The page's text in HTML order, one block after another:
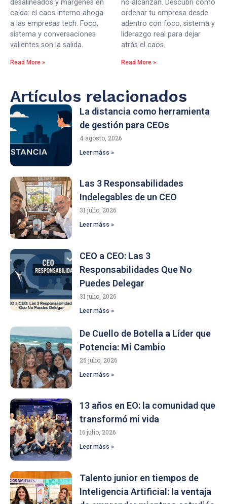
desalineados y márgenes en
caída: el caos interno ahoga
a las empresas tech. Foco,
sistema y conversaciones
valientes son la salida.
Read More »
no alcanzan. Descubrí cómo
ordenar tu empresa desde
adentro con foco, sistema y
liderazgo real para dejar
atrás el caos.
Read More »
Artículos relacionados
La distancia como herramienta
de gestión para CEOs
4 agosto, 2026
Leer máss »
Las 3 Responsabilidades
Indelegables de un CEO
31 julio, 2026
Leer máss »
CEO a CEO: Las 3
Responsabilidades Que No
Puedes Delegar
31 julio, 2026
Leer máss »
De Cuello de Botella a Líder que
Potencia: Mi Cambio
25 julio, 2026
Leer máss »
13 años en EO: la comunidad que
transformó mi vida
16 julio, 2026
Leer máss »
Talento junior en tiempos de
Inteligencia Artificial: la ventaja